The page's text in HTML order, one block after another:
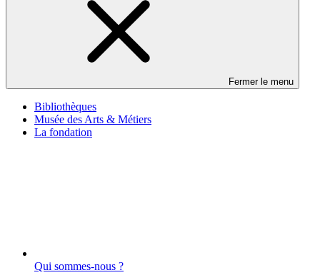
Fermer le menu
Bibliothèques
Musée des Arts & Métiers
La fondation
Qui sommes-nous ?